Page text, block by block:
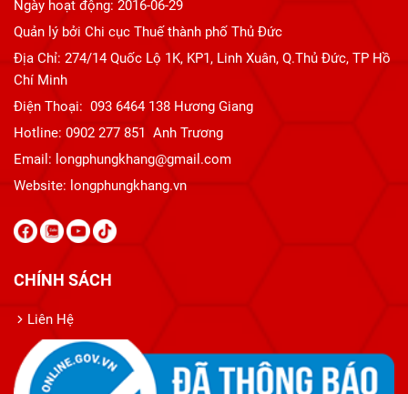
Ngày hoạt động: 2016-06-29
Quản lý bởi Chi cục Thuế thành phố Thủ Đức
Địa Chỉ: 274/14 Quốc Lộ 1K, KP1, Linh Xuân, Q.Thủ Đức, TP Hồ
Chí Minh
Điện Thoại: 093 6464 138 Hương Giang
Hotline: 0902 277 851 Anh Trương
Email: longphungkhang@gmail.com
Website: longphungkhang.vn
CHÍNH SÁCH
Liên Hệ